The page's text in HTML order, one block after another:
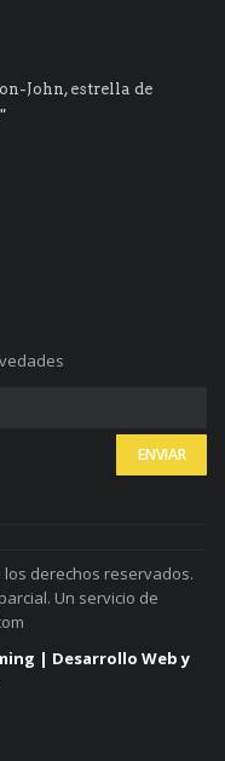
John, estrella de
derechos reservados.
Un servicio de
| Desarrollo Web y